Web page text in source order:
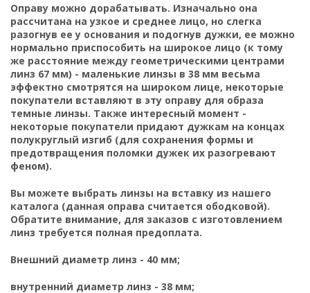
Оправу можно дорабатывать. Изначально она
рассчитана на узкое и среднее лицо, но слегка
разогнув ее у основания и подогнув дужки, ее можно
нормально приспособить на широкое лицо (к тому
же расстояние между геометрическими центрами
линз 67 мм) - маленькие линзы в 38 мм весьма
эффектно смотрятся на широком лице, некоторые
покупатели вставляют в эту оправу для образа
темные линзы. Также интересный момент -
некоторые покупатели придают дужкам на концах
полукруглый изгиб (для сохранения формы и
предотвращения поломки дужек их разогревают
феном).
Вы можете выбрать линзы на вставку из нашего
каталога (данная оправа считается ободковой).
Обратите внимание, для заказов с изготовлением
линз требуется полная предоплата.
Внешний диаметр линз - 40 мм;
внутренний диаметр линз - 38 мм;